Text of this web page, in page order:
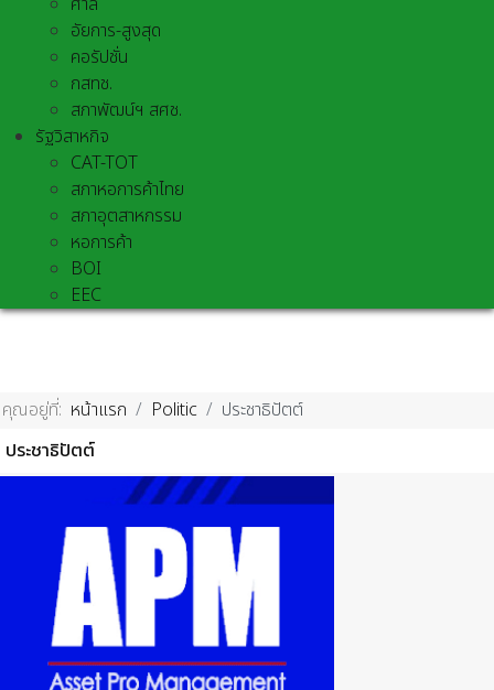
อัยการ-สูงสุด
คอรัปชั่น
กสทช.
สภาพัฒน์ฯ สศช.
รัฐวิสาหกิจ
CAT-TOT
สภาหอการค้าไทย
สภาอุตสาหกรรม
หอการค้า
BOI
EEC
คุณอยู่ที่: หน้าแรก Politic
ประชาธิปัตต์
ประชาธิปัตต์